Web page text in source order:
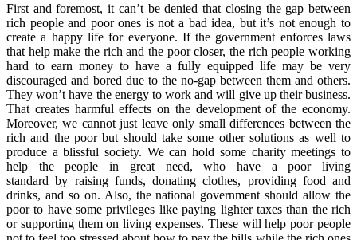
First and foremost, it can’t be denied that closing the gap between
rich people and poor ones is not a bad idea, but it’s not enough to
create a happy life for everyone. If the government enforces laws
that help make the rich and the poor closer, the rich people working
hard to earn money to have a fully equipped life may be very
discouraged and bored due to the no-gap between them and others.
They won’t have the energy to work and will give up their business.
That creates harmful effects on the development of the economy.
Moreover, we cannot just leave only small differences between the
rich and the poor but should take some other solutions as well to
produce a blissful society. We can hold some charity meetings to
help the people in great need, who have a poor living
standard by raising funds, donating clothes, providing food and
drinks, and so on. Also, the national government should allow the
poor to have some privileges like paying lighter taxes than the rich
or supporting them on living expenses. These will help poor people